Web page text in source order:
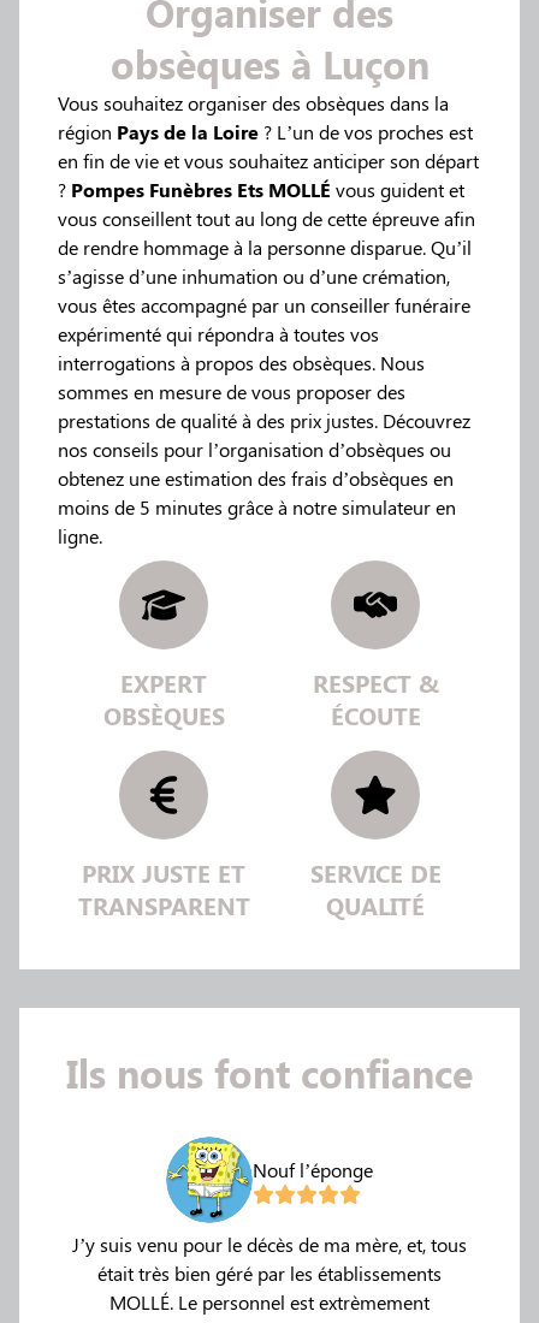
Organiser des
obsèques à Luçon
Vous souhaitez organiser des obsèques dans la
région Pays de la Loire ? L’un de vos proches est
en fin de vie et vous souhaitez anticiper son départ
? Pompes Funèbres Ets MOLLÉ vous guident et
vous conseillent tout au long de cette épreuve afin
de rendre hommage à la personne disparue. Qu’il
s’agisse d’une inhumation ou d’une crémation,
vous êtes accompagné par un conseiller funéraire
expérimenté qui répondra à toutes vos
interrogations à propos des obsèques. Nous
sommes en mesure de vous proposer des
prestations de qualité à des prix justes. Découvrez
nos conseils pour l’organisation d’obsèques ou
obtenez une estimation des frais d’obsèques en
moins de 5 minutes grâce à notre simulateur en
ligne.
EXPERT
OBSÈQUES
RESPECT &
ÉCOUTE
PRIX JUSTE ET
TRANSPARENT
SERVICE DE
QUALITÉ
Ils nous font confiance
Nouf l’éponge
J’y suis venu pour le décès de ma mère, et, tous
était très bien géré par les établissements
MOLLÉ. Le personnel est extrèmement